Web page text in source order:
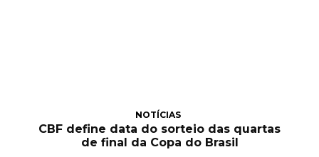
NOTÍCIAS
CBF define data do sorteio das quartas
de final da Copa do Brasil